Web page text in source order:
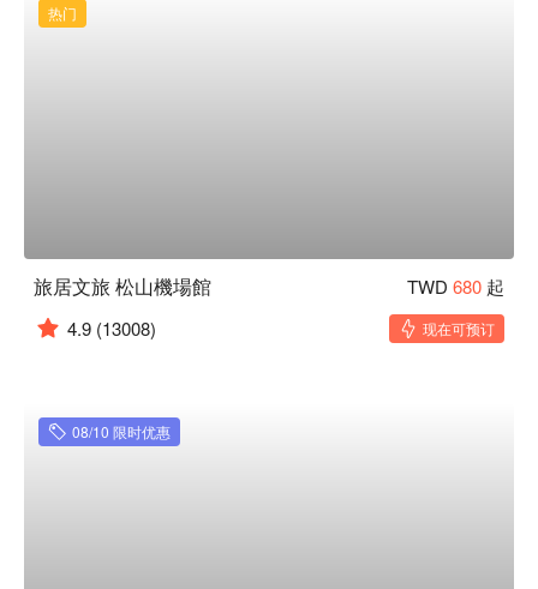
热门
旅居文旅 松山機場館 TWD 680 起
4.9 (13008) 现在可预订
08/10 限时优惠